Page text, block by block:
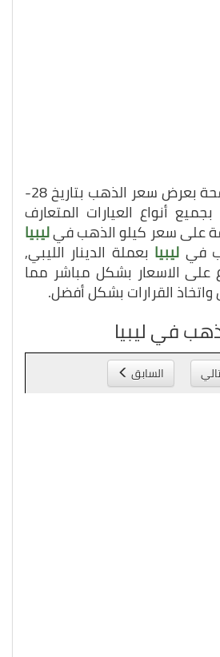
قمنا في هذه الصفحة بعرض سعر الذهب بتاريخ 28-
بجميع أنواع العيارات المتعارف
على سعر كيلو الذهب فيليبيا
في ليبيا بعملة الدينار الليبي,
على الاسعار بشكل مباشر مما
القرارات بشكل أفضل.
في ليبيا
السابق